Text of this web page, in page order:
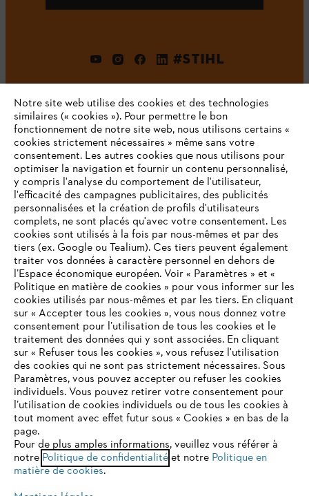
#STIHL
L'Entreprise
STIHL FAQ
Contact
Politique de protection des données
Mentions légales Utilisation des cookies
Informations juridiques
ANDREAS STIHL NV, Veurtstraat 117, 2870 Puurs-Sint-Amands,
België/Belgique
VOTRE NAVIGATEUR INTERNET
N'EST PLUS PRIS EN CHARGE
Vous utilisez un navigateur Internet que nous ne prenons plus
en charge, et certaines fonctionnalités de notre site ne
peuvent fonctionner correctement. Pour une utilisation
optimale de notre site, nous vous recommandons de passer à
l'un des navigateurs suivants :
Notre site web utilise des cookies et des technologies
similaires (« cookies »). Pour permettre le bon
fonctionnement de notre site web, nous utilisons certains «
cookies strictement nécessaires » même sans votre
consentement. Les autres cookies que nous utilisons pour
optimiser la navigation et fournir un contenu personnalisé,
y compris l'analyse du comportement de l'utilisateur,
l'efficacité des campagnes publicitaires, des publicités
personnalisées et la création de profils d'utilisateurs
complets, ne sont placés qu'avec votre consentement. Les
cookies sont utilisés à la fois par nous-mêmes et par des
tiers (ex. Google ou Tealium). Ces tiers peuvent également
traiter vos données à caractère personnel en dehors de
l’Espace économique européen. Voir « Paramètres » et «
Politique en matière de cookies » pour vous informer sur les
cookies utilisés par nous-mêmes et par les tiers. En cliquant
sur « Accepter tous les cookies », vous nous donnez votre
consentement pour l’utilisation de tous les cookies et le
traitement des données qui y sont associées. En cliquant
sur « Refuser tous les cookies », vous refusez l'utilisation
des cookies qui ne sont pas strictement nécessaires. Sous
Paramètres, vous pouvez accepter ou refuser les cookies
individuels. Vous pouvez retirer votre consentement pour
l’utilisation de cookies individuels ou de tous les cookies à
tout moment avec effet futur sous « Cookies » en bas de la
page.
Pour de plus amples informations, veuillez vous référer à
notre Politique de confidentialitéet notre Politique en
matière de cookies.